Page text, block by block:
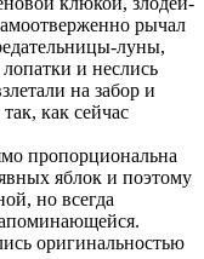
рычал
луны,
и неслись
на забор и
как сейчас
пропорциональна
яблок и поэтому
но всегда
оригинальностью